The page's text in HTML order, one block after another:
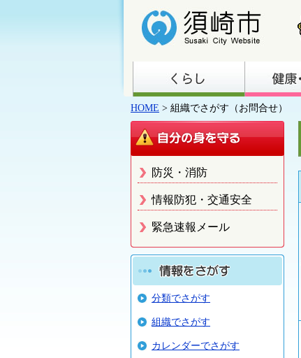
HOME > 組織でさがす（お問合せ）
防災・消防
情報防犯・交通安全
緊急速報メール
分類でさがす
組織でさがす
カレンダーでさがす